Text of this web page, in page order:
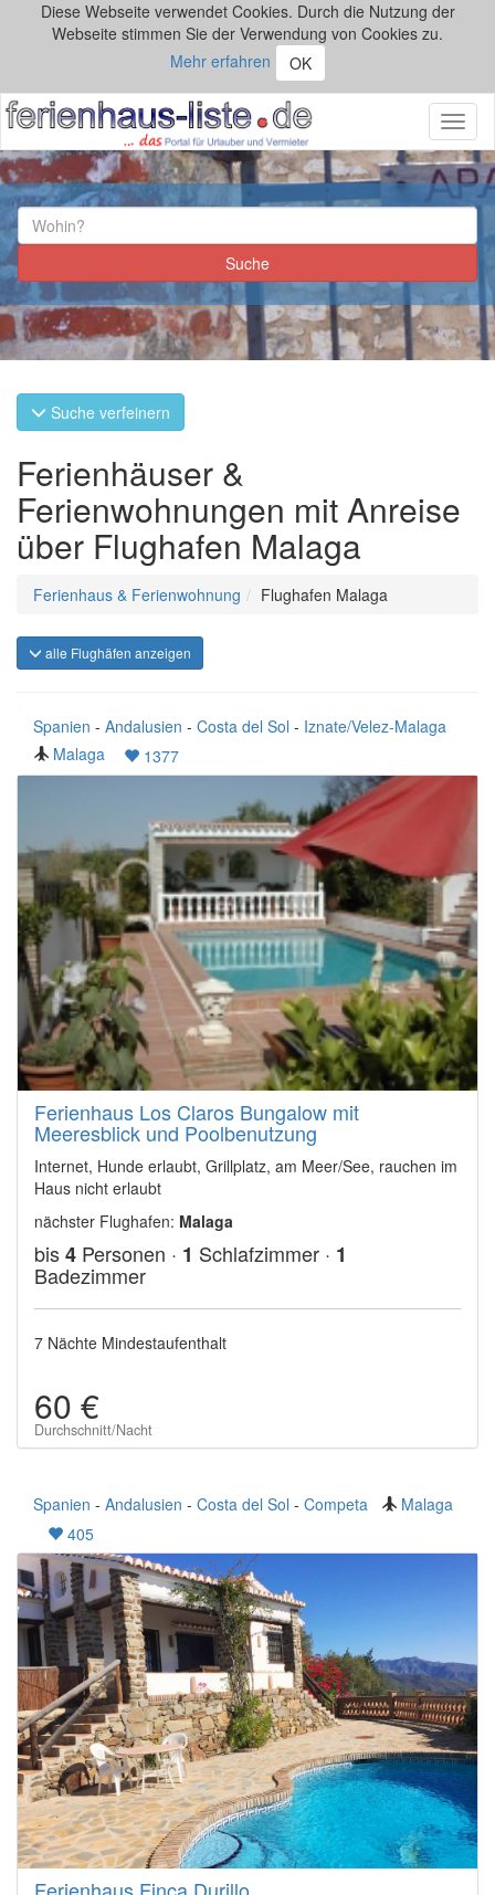
Diese Webseite verwendet Cookies. Durch die Nutzung der
Webseite stimmen Sie der Verwendung von Cookies zu.
Mehr erfahren
OK
Suche verfeinern
Ferienhäuser &
Ferienwohnungen mit Anreise
über Flughafen Malaga
Ferienhaus & Ferienwohnung Flughafen Malaga
alle Flughäfen anzeigen
Spanien - Andalusien - Costa del Sol - Iznate/Velez-Malaga
Malaga
1377
Ferienhaus Los Claros Bungalow mit
Meeresblick und Poolbenutzung
Internet, Hunde erlaubt, Grillplatz, am Meer/See, rauchen im
Haus nicht erlaubt
nächster Flughafen: Malaga
bis4 Personen · 1 Schlafzimmer · 1
Badezimmer
7 Nächte Mindestaufenthalt
60 €
Durchschnitt/Nacht
Spanien - Andalusien - Costa del Sol - Competa
Malaga
405